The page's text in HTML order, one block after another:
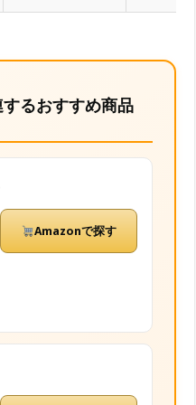
るおすすめ商品
Amazonで探す